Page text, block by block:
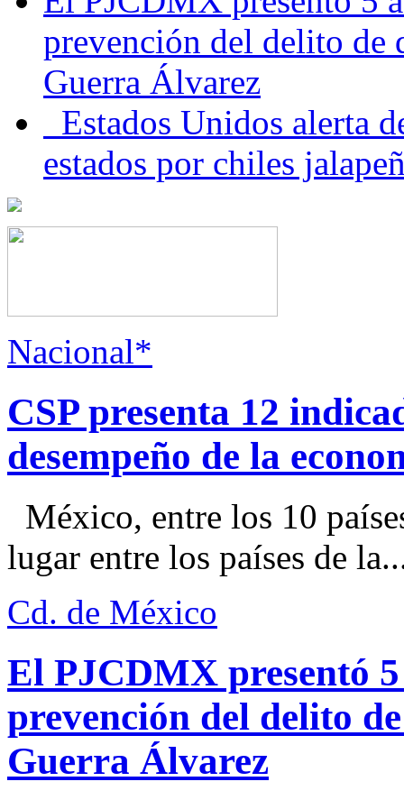
prevención del delito de
Guerra Álvarez
Estados Unidos alerta
estados por chiles
Nacional*
CSP presenta 12
desempeño de la
México, entre los 10
lugar entre los países de
Cd. de México
El PJCDMX presentó
prevención del delito
Guerra Álvarez